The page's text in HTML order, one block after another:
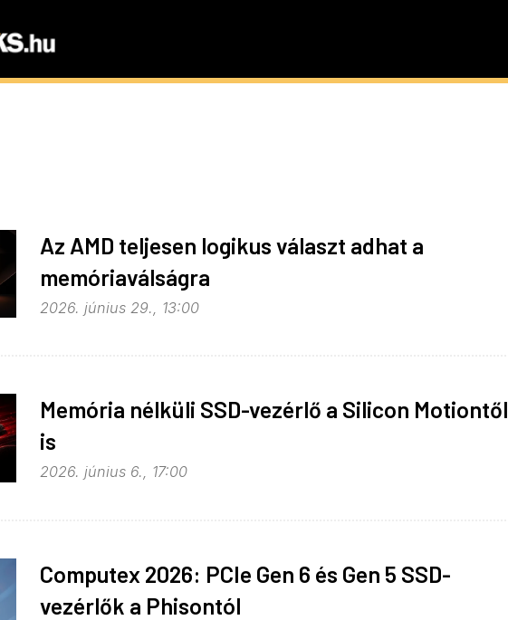
Az AMD teljesen logikus választ adhat a
memóriaválságra
2026. június 29., 13:00
Memória nélküli SSD-vezérlő a Silicon Motiontől
is
2026. június 6., 17:00
Computex 2026: PCIe Gen 6 és Gen 5 SSD-
vezérlők a Phisontól